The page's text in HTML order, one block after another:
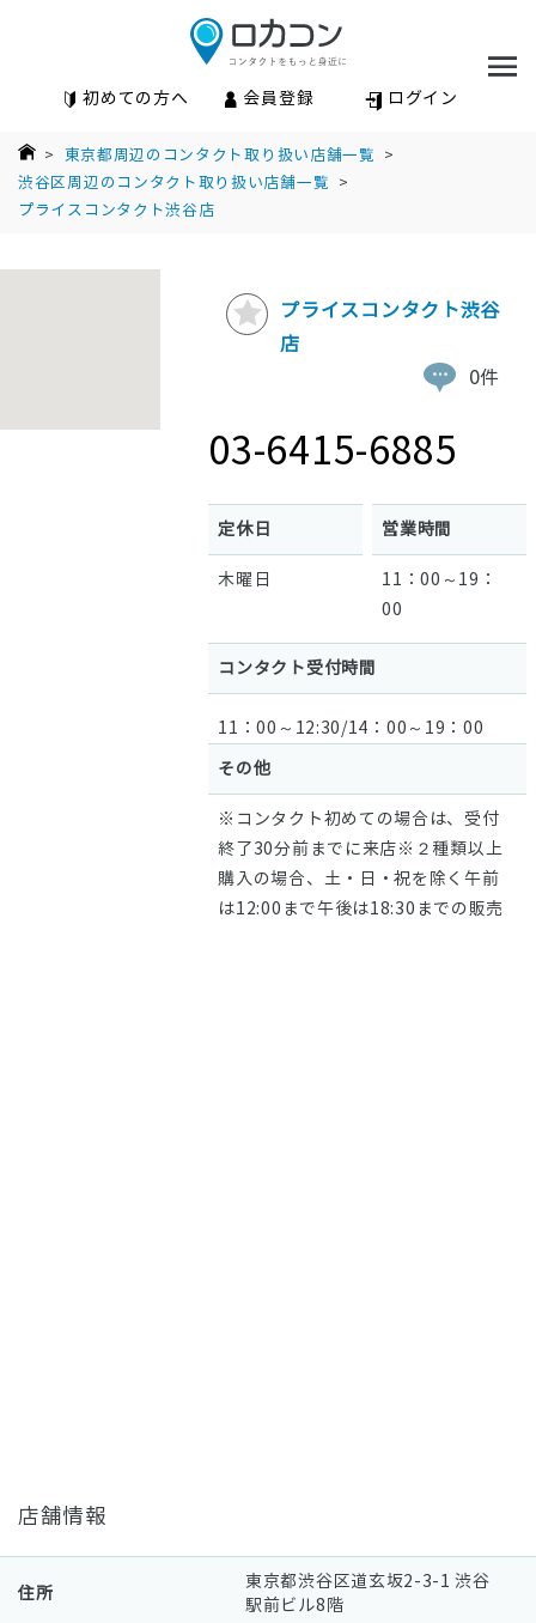
初めての方へ 会員登録 ログイン
> 東京都周辺のコンタクト取り扱い店舗一覧 >
渋谷区周辺のコンタクト取り扱い店舗一覧 >
プライスコンタクト渋谷店
プライスコンタクト渋谷
店
0件
03-6415-6885
定休日
木曜日
営業時間
11：00～19：
00
コンタクト受付時間
11：00～12:30/14：00～19：00
その他
※コンタクト初めての場合は、受付
終了30分前までに来店※２種類以上
購入の場合、土・日・祝を除く午前
は12:00まで午後は18:30までの販売
店舗情報
住所
東京都渋谷区道玄坂2-3-1 渋谷
駅前ビル8階